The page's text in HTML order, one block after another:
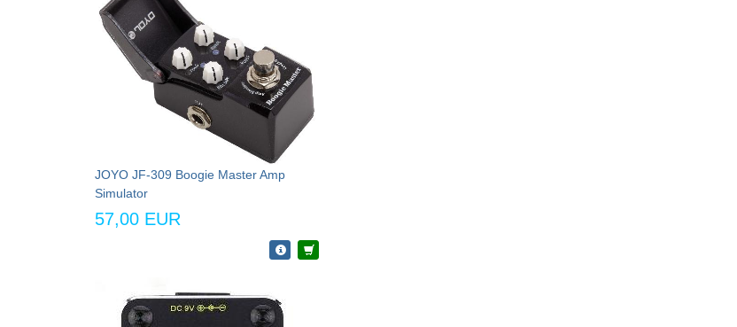
JOYO JF-309 Boogie Master Amp
Simulator
57,00 EUR